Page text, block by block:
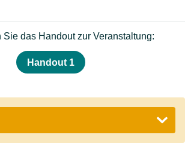
Sie das Handout zur Veranstaltung:
Handout 1